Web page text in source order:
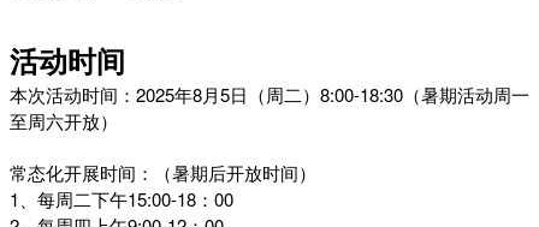
活动时间
本次活动时间：2025年8月5日（周二）8:00-18:30（暑期活动周一
至周六开放）
常态化开展时间：（暑期后开放时间）
1、每周二下午15:00-18：00